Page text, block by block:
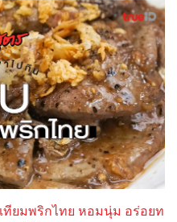
ทียมพริกไทย หอมนุ่ม อร่อยท